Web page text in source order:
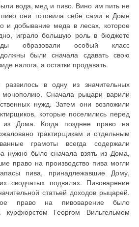
вода, мед и пиво. Вино им пить не
они готовила себе сами в Доме
и добывание меда в лесах, которое
играло большую роль в бюджете
образовали особый класс
были сначала сдавать свою
налога, а остатки продавать.
развилось в одну из значительных
монополию. Сначала рыцари варили
нужд. Затем они возложили
которые поселились перед
Дома. Когда позднее право на
трактирщикам и отдельным
грамоты всегда содержали
нужно было сначала взять из Дома,
право на производство пива могли
пива, принадлежавшие Дому,
сводчатых подвалах. Пивоварение
статьей доходов рыцарей.
право на пивоварение было
курфюрстом Георгом Вильгельмом